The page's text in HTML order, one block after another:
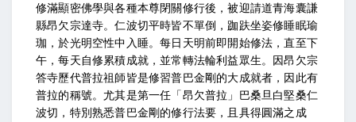
修滿顯密佛學與各種本尊閉關修行後，被迎請道青海囊謙
縣昂欠宗達寺。仁波切平時皆不單倒，跏趺坐姿修睡眠瑜
珈，於光明空性中入睡。每日天明前即開始修法，直至下
午，每天自修累積成就，並常轉法輪利益眾生。因昂欠宗
答寺歷代普拉祖師皆是修習普巴金剛的大成就者，因此有
普拉的稱號。尤其是第一任「昂欠普拉」巴桑旦白堅桑仁
波切，特別熟悉普巴金剛的修行法要，且具得圓滿之成